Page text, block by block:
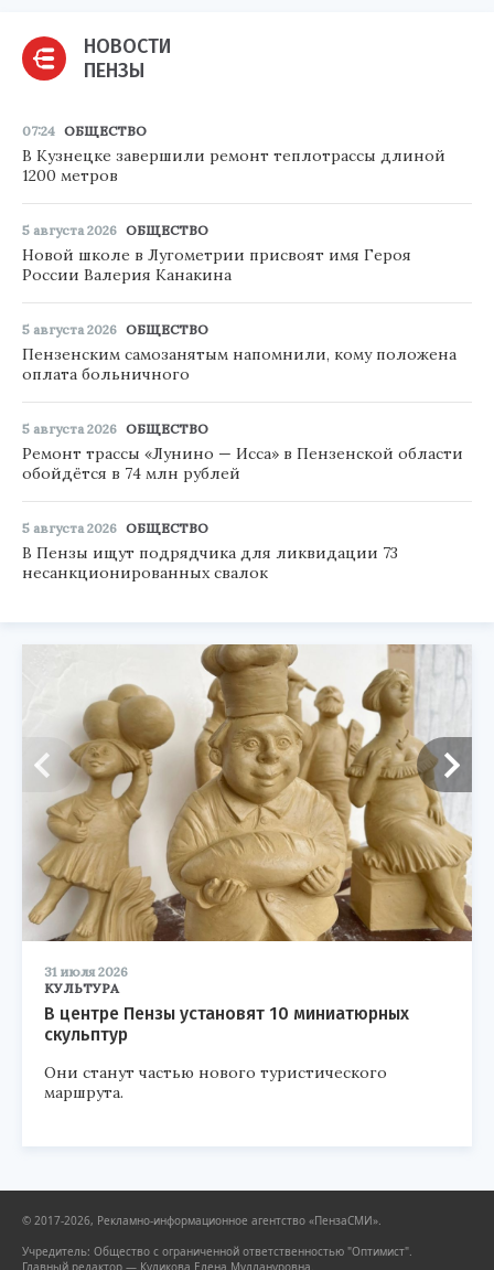
НОВОСТИ
ПЕНЗЫ
07:24 ОБЩЕСТВО
В Кузнецке завершили ремонт теплотрассы длиной
1200 метров
5 августа 2026 ОБЩЕСТВО
Новой школе в Лугометрии присвоят имя Героя
России Валерия Канакина
5 августа 2026 ОБЩЕСТВО
Пензенским самозанятым напомнили, кому положена
оплата больничного
5 августа 2026 ОБЩЕСТВО
Ремонт трассы «Лунино — Исса» в Пензенской области
обойдётся в 74 млн рублей
5 августа 2026 ОБЩЕСТВО
В Пензы ищут подрядчика для ликвидации 73
несанкционированных свалок
31 июля 2026
КУЛЬТУРА
В центре Пензы установят 10 миниатюрных
скульптур
Они станут частью нового туристического
маршрута.
© 2017-2026, Рекламно-информационное агентство «ПензаСМИ».
Учредитель: Общество с ограниченной ответственностью "Оптимист".
Главный редактор — Куликова Елена Муллануровна.